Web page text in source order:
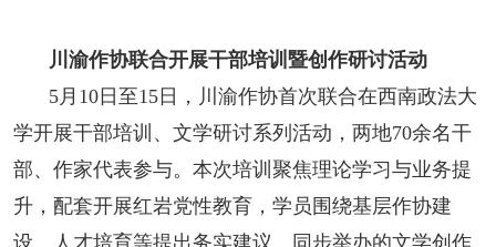
川渝作协联合开展干部培训暨创作研讨活动
5月10日至15日，川渝作协首次联合在西南政法大
学开展干部培训、文学研讨系列活动，两地70余名干
部、作家代表参与。本次培训聚焦理论学习与业务提
升，配套开展红岩党性教育，学员围绕基层作协建
设、人才培育等提出务实建议。同步举办的文学创作